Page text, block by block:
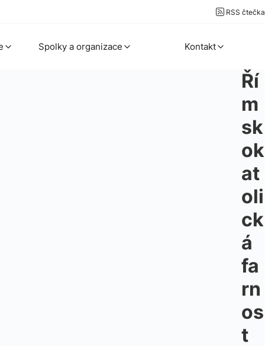
RSS čtečka
Spolky a organizace Kontakt
Ří
m
sk
ok
at
oli
ck
á
fa
rn
os
t